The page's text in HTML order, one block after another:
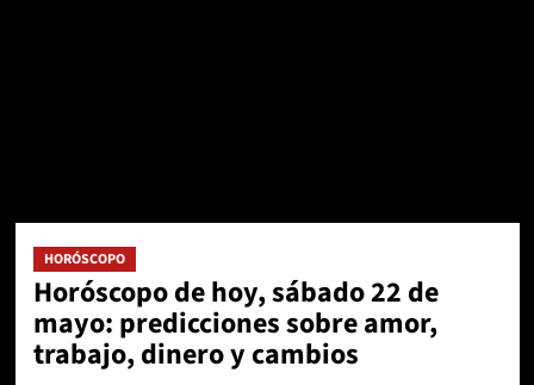
HORÓSCOPO
Horóscopo de hoy, sábado 22 de
mayo: predicciones sobre amor,
trabajo, dinero y cambios